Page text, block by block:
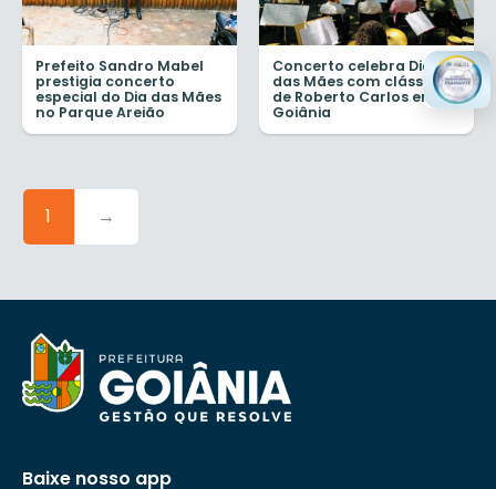
Prefeito Sandro Mabel
prestigia concerto
especial do Dia das Mães
no Parque Areião
Concerto celebra Dia
das Mães com clássicos
de Roberto Carlos em
Goiânia
1 →
Baixe nosso app